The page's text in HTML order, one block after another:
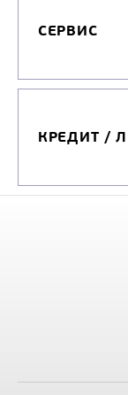
СЕРВИС
КРЕДИТ /